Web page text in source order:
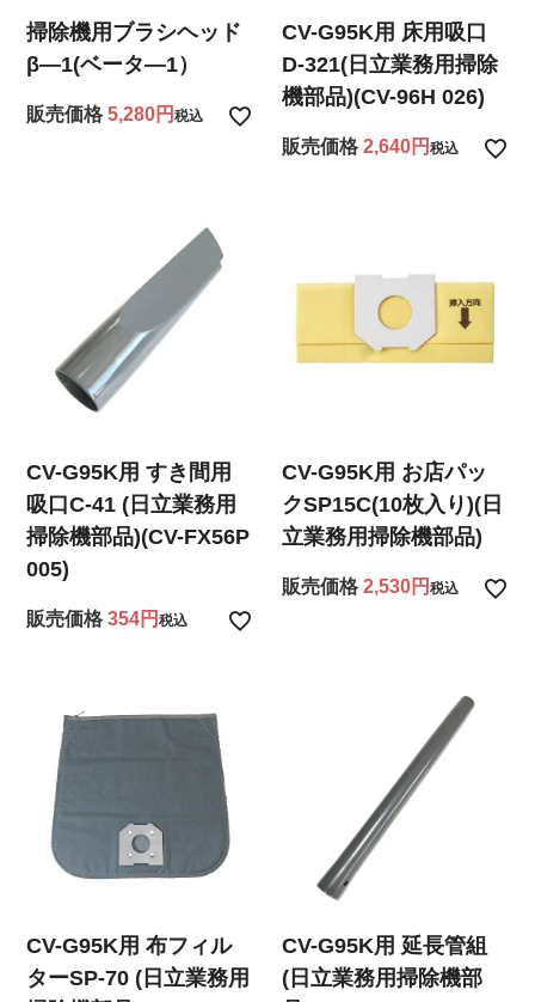
掃除機用ブラシヘッド
β―1(ベータ―1）
販売価格 5,280 税込
CV-G95K用 床用吸口
D-321(日立業務用掃除
機部品)(CV-96H 026)
販売価格 2,640 税込
CV-G95K用 すき間用
吸口C-41 (日立業務用
掃除機部品)(CV-FX56P
005)
販売価格 354 税込
CV-G95K用 お店パッ
クSP15C(10枚入り)(日
立業務用掃除機部品)
販売価格 2,530 税込
CV-G95K用 布フィル
ターSP-70 (日立業務用
CV-G95K用 延長管組
(日立業務用掃除機部